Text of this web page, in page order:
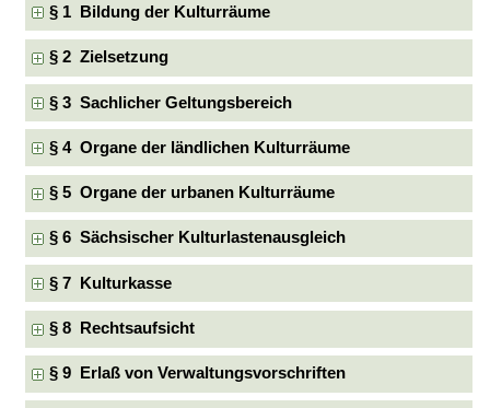
§ 1 Bildung der Kulturräume
§ 2 Zielsetzung
§ 3 Sachlicher Geltungsbereich
§ 4 Organe der ländlichen Kulturräume
§ 5 Organe der urbanen Kulturräume
§ 6 Sächsischer Kulturlastenausgleich
§ 7 Kulturkasse
§ 8 Rechtsaufsicht
§ 9 Erlaß von Verwaltungsvorschriften